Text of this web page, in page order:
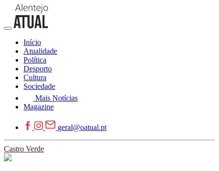
Início
Atualidade
Política
Desporto
Cultura
Sociedade
Mais Notícias
Magazine
geral@oatual.pt
Castro Verde